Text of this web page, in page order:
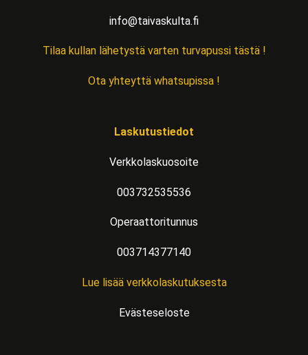
info@taivaskulta.fi
Tilaa kullan lähetystä varten turvapussi tästä !
Ota yhteyttä whatsupissa !
Laskutustiedot
Verkkolaskuosoite
003732535536
Operaattoritunnus
003714377140
Lue lisää verkkolaskutuksesta
Evästeseloste